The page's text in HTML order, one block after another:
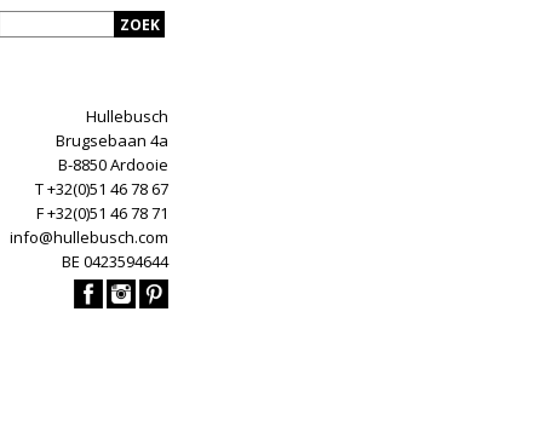
Hullebusch
Brugsebaan 4a
B-8850 Ardooie
T +32(0)51 46 78 67
F +32(0)51 46 78 71
info@hullebusch.com
BE 0423594644